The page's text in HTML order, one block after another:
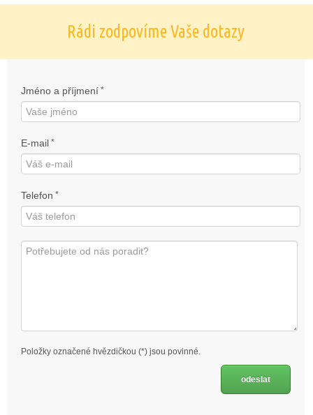
Rádi zodpovíme Vaše dotazy
Jméno a příjmení *
E-mail *
Telefon *
Položky označené hvězdičkou (*) jsou povinné.